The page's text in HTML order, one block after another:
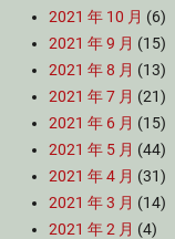
2021 年 10 月 (6)
2021 年 9 月 (15)
2021 年 8 月 (13)
2021 年 7 月 (21)
2021 年 6 月 (15)
2021 年 5 月 (44)
2021 年 4 月 (31)
2021 年 3 月 (14)
2021 年 2 月 (4)